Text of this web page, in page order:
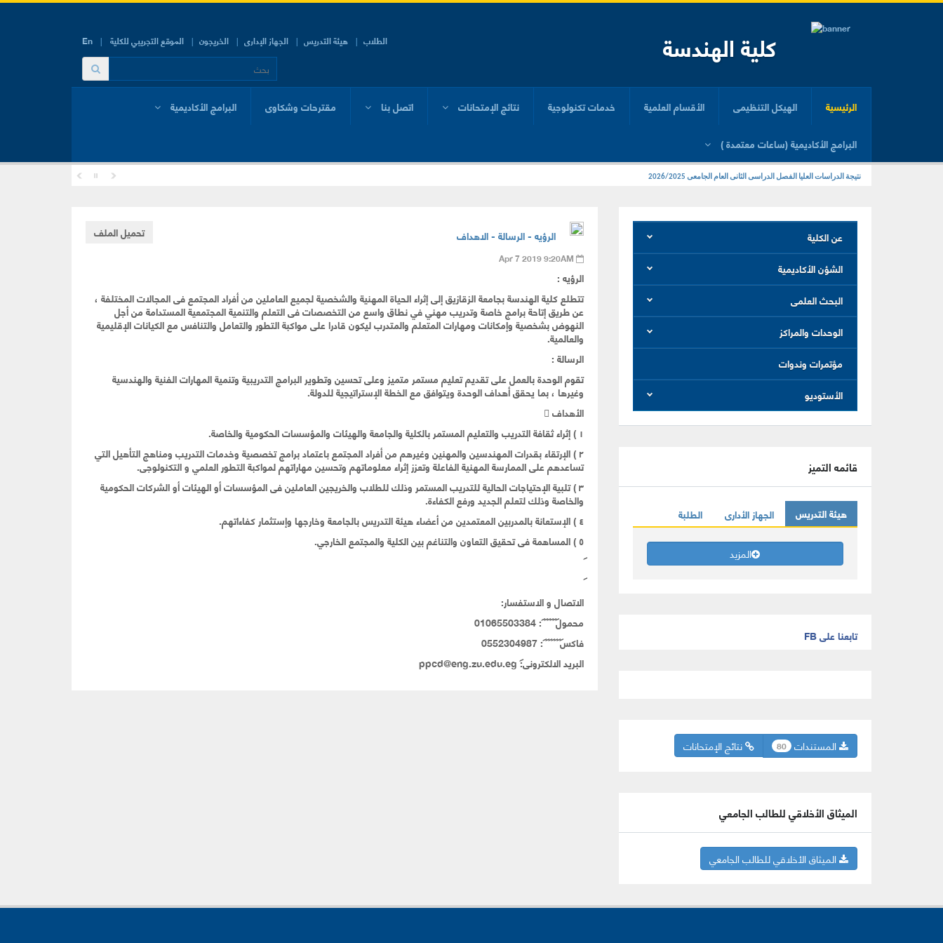
En الطلاب هيئة التدريس الجهاز الإدارى الخريجون الموقع التجريبي للكلية كلية الهندسة
الرئيسية الهيكل التنظيمى الأقسام العلمية خدمات تكنولوجية نتائج الإمتحانات اتصل بنا مقترحات وشكاوى البرامج الأكاديمية
البرامج الأكاديمية (ساعات معتمدة )
نتيجة الدراسات العليا الفصل الدراسى الثانى العام الجامعى 2026/2025
فتح باب الإلتماسات لطلاب الدراسات العليا عن الفصل الدراسى الثانى للعام الجامعى 2025-2026
تحميل الملف الرؤيه - الرسالة - الاهداف
Apr 7 2019 9:20AM
الرؤيه :
تتطلع كلية الهندسة بجامعة الزقازيق إلى إثراء الحياة المهنية والشخصية لجميع العاملين من أفراد المجتمع فى المجالات المختلفة ،
عن طريق إتاحة برامج خاصة وتدريب مهني في نطاق واسع من التخصصات فى التعلم والتنمية المجتمعية المستدامة من أجل
النهوض بشخصية وإمكانات ومهارات المتعلم والمتدرب ليكون قادرا على مواكبة التطور والتعامل والتنافس مع الكيانات الإقليمية
والعالمية.
الرسالة :
تقوم الوحدة بالعمل على تقديم تعليم مستمر متميز وعلى تحسين وتطوير البرامج التدريبية وتنمية المهارات الفنية والهندسية
وغيرها ، بما يحقق أهداف الوحدة ويتوافق مع الخطة الإستراتيجية للدولة.
الأهداف 
١ ) إثراء ثقافة التدريب والتعليم المستمر بالكلية والجامعة والهيئات والمؤسسات الحكومية والخاصة
.
٢ ) الإرتقاء بقدرات المهندسين والمهنين وغيرهم من أفراد المجتمع باعتماد برامج تخصصية وخدمات التدريب ومناهج التأهيل التي
تساعدهم على الممارسة المهنية الفاعلة وتعزز إثراء معلوماتهم وتحسين مهاراتهم لمواكبة التطور العلمي و التكنولوجى.
٣ ) تلبية الإحتياجات الحالية للتدريب المستمر وذلك للطلاب والخريجين العاملين فى المؤسسات أو الهيئات أو الشركات الحكومية
والخاصة وذلك لتعلم الجديد ورفع الكفاءة.
٤ ) الإستعانة بالمدربين المعتمدين من أعضاء هيئة التدريس بالجامعة وخارجها وإستثمار كفاءاتهم
.
٥ ) المساهمة فى تحقيق التعاون والتناغم بين الكلية والمجتمع الخارجي
.
الاتصال و الاستفسار:
محمول: 01065503384
فاكس: 0552304987
البريد الالكترونى:ppcd@eng.zu.edu.eg
عن الكلية
الشؤن الأكاديمية
البحث العلمى
الوحدات والمراكز
مؤتمرات وندوات
الأستوديو
قائمه التميز
هيئة التدريس الجهاز الأدارى الطلبة
المزيد
تابعنا على FB
نتائج الإمتحانات المستندات 80
الميثاق الأخلاقي للطالب الجامعي
الميثاق الأخلاقي للطالب الجامعي